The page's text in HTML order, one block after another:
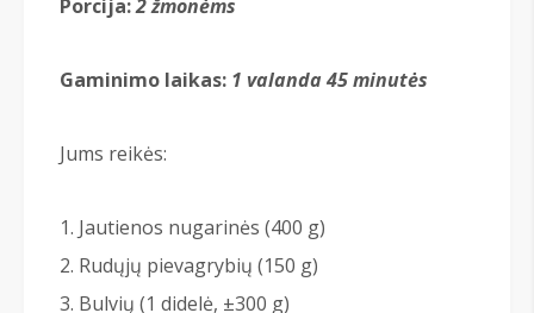
Porcija:2 žmonėms
Gaminimo laikas: 1 valanda 45 minutės
Jums reikės:
Jautienos nugarinės (400 g)
Rudųjų pievagrybių (150 g)
Bulvių (1 didelė, ±300 g)